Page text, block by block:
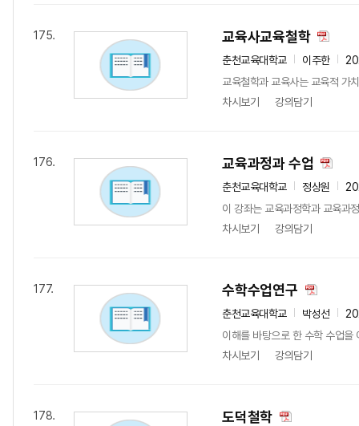
175. 교육사교육철학
춘천교육대학교 이주한
교육철학과 교육사는 교육적 가
차시보기
강의담기
176. 교육과정과 수업
춘천교육대학교 정상원
이 강좌는 교육과정학과 교육과
차시보기
강의담기
177. 수학수업연구
춘천교육대학교 박성선
이해를 바탕으로 한 수학 수업
차시보기
강의담기
178. 도덕철학